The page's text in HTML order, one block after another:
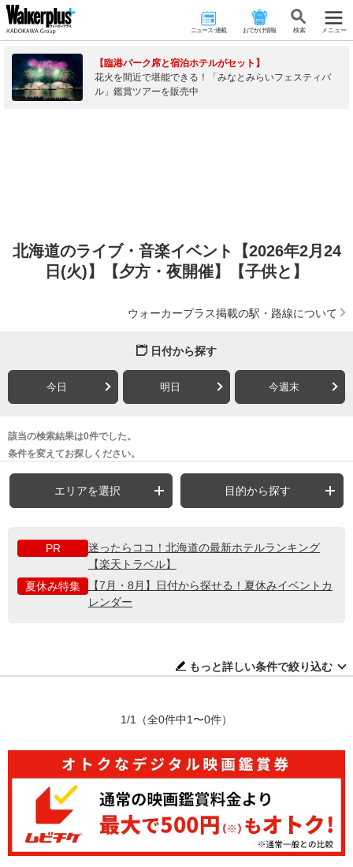
ニュース･連載 おでかけ情報 検 索 メニュー
【臨港パーク席と宿泊ホテルがセット】
花火を間近で堪能できる！「みなとみらいフェスティバ
ル」鑑賞ツアーを販売中
北海道のライブ・音楽イベント【2026年2月24
日(火)】【夕方・夜開催】【子供と】
ウォーカープラス掲載の駅・路線について
日付から探す
今日 明日 今週末
該当の検索結果は0件でした。
条件を変えてお探しください。
エリアを選択 目的から探す
PR
迷ったらココ！北海道の最新ホテルランキング
【楽天トラベル】
夏休み特集
【7月・8月】日付から探せる！夏休みイベントカ
レンダー
もっと詳しい条件で絞り込む
1/1 （全0件中1〜0件）